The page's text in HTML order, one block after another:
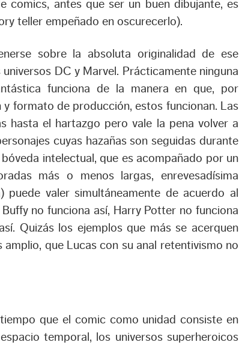
comics, antes que ser un buen dibujante, es
teller empeñado en oscurecerlo).
sobre la absoluta originalidad de ese
DC y Marvel. Prácticamente ninguna
funciona de la manera en que, por
formato de producción, estos funcionan. Las
hasta el hartazgo pero vale la pena volver a
cuyas hazañas son seguidas durante
intelectual, que es acompañado por un
más o menos largas, enrevesadísima
valer simultáneamente de acuerdo al
no funciona así, Harry Potter no funciona
Quizás los ejemplos que más se acerquen
que Lucas con su anal retentivismo no
que el comic como unidad consiste en
temporal, los universos superheroicos